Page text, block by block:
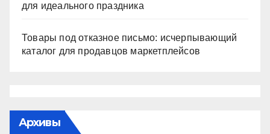
для идеального праздника
Товары под отказное письмо: исчерпывающий
каталог для продавцов маркетплейсов
Архивы